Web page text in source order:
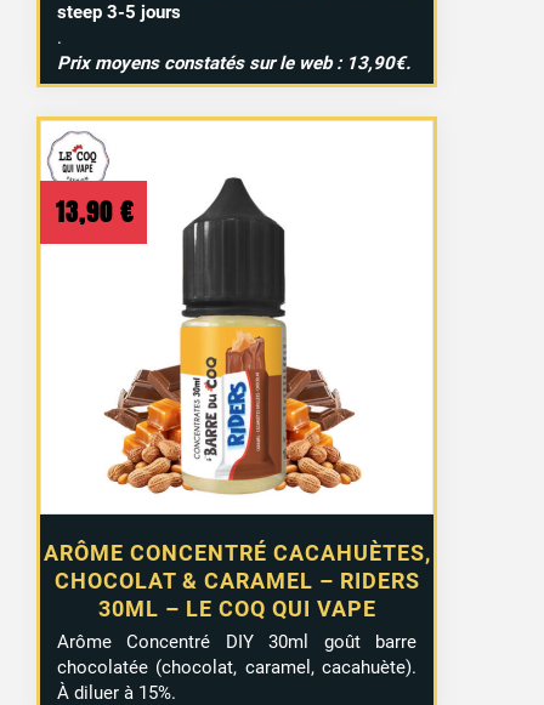
steep 3-5 jours
.
Prix moyens constatés sur le web : 13,90€.
ARÔME CONCENTRÉ CACAHUÈTES,
CHOCOLAT & CARAMEL – RIDERS
30ML – LE COQ QUI VAPE
13,90 €
Arôme Concentré DIY 30ml goût barre
chocolatée (chocolat, caramel, cacahuète).
À diluer à 15%.